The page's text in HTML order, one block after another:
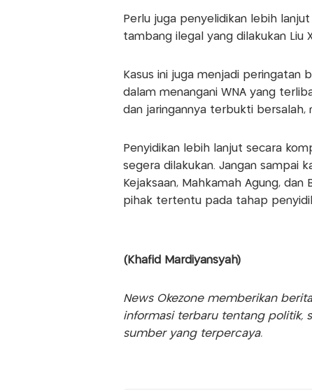
Perlu juga penyelidikan lebih
tambang ilegal yang dilakukan Liu
Kasus ini juga menjadi
dalam menangani WNA yang
dan jaringannya terbukti bersalah,
Penyidikan lebih lanjut secara
segera dilakukan. Jangan sampai
Kejaksaan, Mahkamah Agung,
pihak tertentu pada tahap
(Khafid Mardiyansyah)
News Okezone memberikan
informasi terbaru tentang politik,
sumber yang terpercaya.